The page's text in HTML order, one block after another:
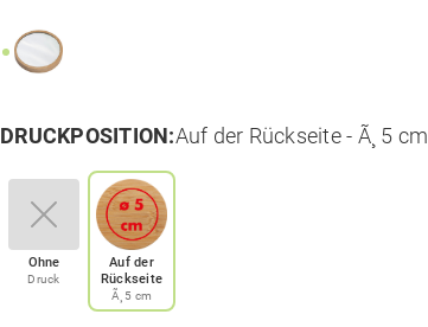
DRUCKPOSITION:Auf der Rückseite - Ã¸ 5 cm
Ohne
Druck
Auf der
Rückseite
Ã¸ 5 cm